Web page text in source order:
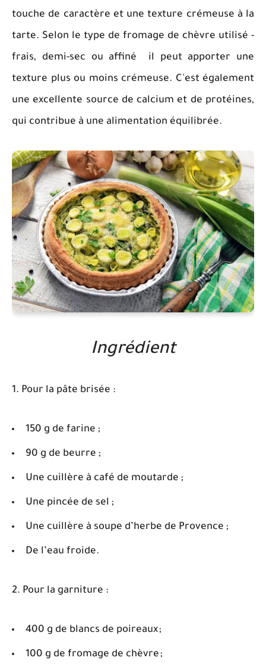
touche de caractère et une texture crémeuse à la
tarte. Selon le type de fromage de chèvre utilisé -
frais, demi-sec ou affiné il peut apporter une
texture plus ou moins crémeuse. C'est également
une excellente source de calcium et de protéines,
qui contribue à une alimentation équilibrée.
Ingrédient
1. Pour la pâte brisée :
150 g de farine ;
90 g de beurre ;
Une cuillère à café de moutarde ;
Une pincée de sel ;
Une cuillère à soupe d’herbe de Provence ;
De l’eau froide.
2. Pour la garniture :
400 g de blancs de poireaux ;
100 g de fromage de chèvre ;